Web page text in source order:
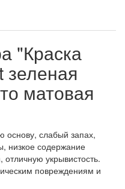
"Краска
зеленая
матовая
основу, слабый запах,
низкое содержание
отличную укрывистость.
повреждениям и